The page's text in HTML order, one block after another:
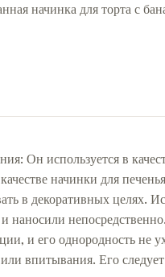
начинка для торта с
Он используется в
начинки для
в декоративных целях.
и его однородность не
впитывания. Его